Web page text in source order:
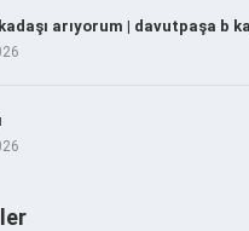
arıyorum | davutpaşa b